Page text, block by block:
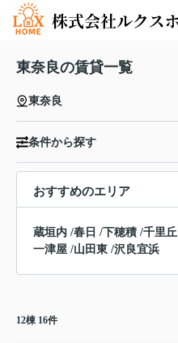
東奈良の賃貸一覧
東奈良
条件から探す
おすすめのエリア
蔵垣内 /春日 /下穂積 /千里丘
一津屋 /山田東 /沢良宜浜
12棟 16件